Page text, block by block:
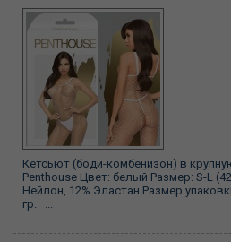
Кетсьют (боди-комбенизон) в
Penthouse Цвет: белый Размер: S-L
Нейлон, 12% Эластан Размер
гр. ...